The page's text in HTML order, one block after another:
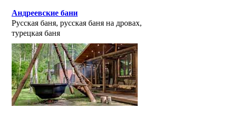
Андреевские бани
Русская баня, русская баня на дровах,
турецкая баня